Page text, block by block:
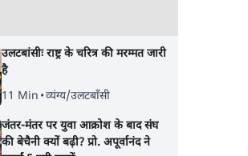
उलटबांसीः राष्ट्र के चरित्र की मरम्मत जारी
है
11 Min •व्यंग्य/उलटबाँसी
जंतर-मंतर पर युवा आक्रोश के बाद संघ
की बेचैनी क्यों बढ़ी? प्रो. अपूर्वानंद ने